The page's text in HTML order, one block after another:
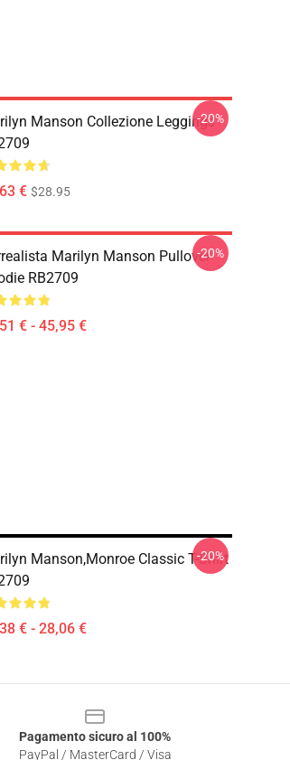
Manson Collezione Leggings
€ $28.95
-20%
Marilyn Manson Pullover
RB2709
€ - 45,95 €
-20%
Manson,Monroe Classic T-Shirt
€ - 28,06 €
-20%
Pagamento sicuro al 100%
PayPal / MasterCard / Visa